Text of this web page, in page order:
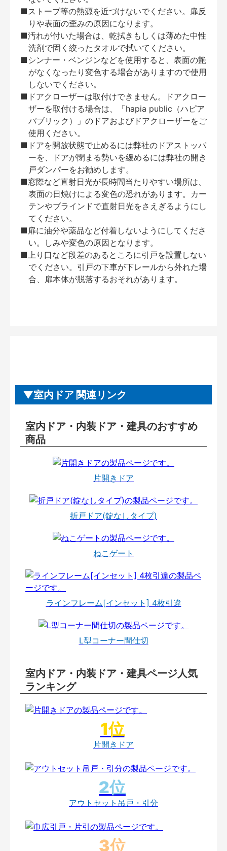
■ストーブ等の熱源を近づけないでください。扉反
りや表面の歪みの原因になります。
■汚れが付いた場合は、乾拭きもしくは薄めた中性
洗剤で固く絞ったタオルで拭いてください。
■シンナー・ベンジンなどを使用すると、表面の艶
がなくなったり変色する場合がありますので使用
しないでください。
■ドアクローザーは取付けできません。ドアクロー
ザーを取付ける場合は、「hapia public（ハピア
パブリック）」のドアおよびドアクローザーをご
使用ください。
■ドアを開放状態で止めるには弊社のドアストッパ
ーを、ドアが閉まる勢いを緩めるには弊社の開き
戸ダンパーをお勧めします。
■窓際など直射日光が長時間当たりやすい場所は、
表面の日焼けによる変色の恐れがあります。カー
テンやブラインドで直射日光をさえぎるようにし
てください。
■扉に油分や薬品など付着しないようにしてくださ
い。しみや変色の原因となります。
■上り口など段差のあるところに引戸を設置しない
でください。引戸の下車が下レールから外れた場
合、扉本体が脱落するおそれがあります。
室内ドア 関連リンク
室内ドア・内装ドア・建具のおすすめ
商品
片開きドア
折戸ドア(錠なしタイプ)
ねこゲート
ラインフレーム[インセット] 4枚引違
L型コーナー間仕切
室内ドア・内装ドア・建具ページ人気
ランキング
片開きドア
アウトセット吊戸・引分